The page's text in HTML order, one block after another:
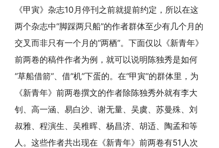
《甲寅》杂志10月停刊之前就提前约定，所以在这
两个杂志中“脚踩两只船”的作者群体至少有几个月的
交叉而非只有一个月的“两栖”。下面仅以《新青年》
前两卷的稿件作者为例，就可以说明陈独秀是如何
“草船借箭”、借“机”下蛋的。在“甲寅”的群体里，为
《新青年》前两卷撰文的作者除陈独秀外就有李大
钊、高一涵、易白沙、谢无量、吴虞、苏曼殊、刘
叔雅、程演生、吴稚晖、杨昌济、胡适、陶孟和等
人。这些作者共出现在《新青年》前两卷有51人次